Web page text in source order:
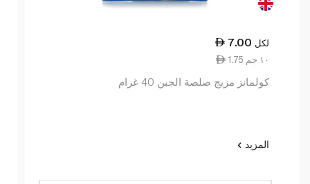
7.00 لكل
1.75 ١٠ جم
كولمانز مزيج صلصة الجبن 40 غرام
المزيد